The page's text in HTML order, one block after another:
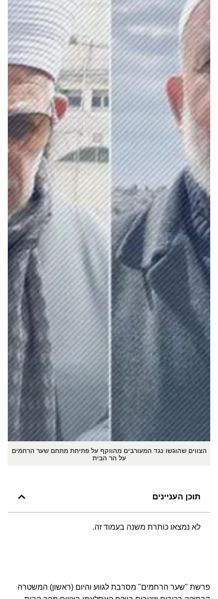
הצווים שהוגשו נגד המעורבים מהווקף על פתיחת מתחם שער הרחמים
על הר הבית
תוכן העניינים
לא נמצאו כותרת משנה בעמוד זה.
פרשת "שער הרחמים" מסרבת לגווע והיום (ראשון) המשטרה